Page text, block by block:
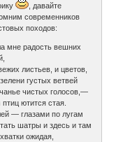
, давайте
современников
походов:
мне радость вешних
листьев, и цветов,
густых ветвей
чистых голосов,—
ютится стая.
— глазами по лугам
шатры и здесь и там
ожидая,